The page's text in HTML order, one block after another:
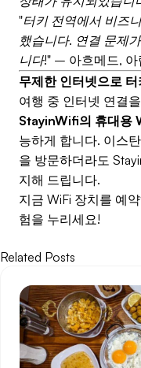
"터키 전역에서 비즈
했습니다. 연결 문제
니다!" – 아흐메드, 아
무제한 인터넷으로
여행 중 인터넷 연결
StayinWifi의 휴대용
능하게 합니다. 이스
을 방문하더라도
지해 드립니다.
지금 WiFi 장치를 예
험을 누리세요!
Related Posts